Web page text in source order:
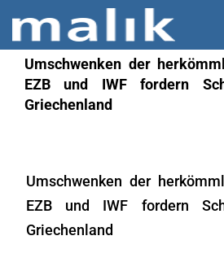
Inhalt
springen
Umschwenken der
EZB und IWF fordern
Griechenland
Umschwenken der
EZB und IWF fordern
Griechenland